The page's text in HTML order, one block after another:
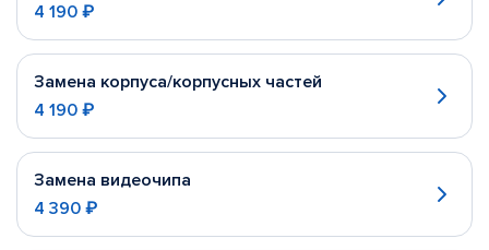
4 190 ₽
Замена корпуса/корпусных частей
4 190 ₽
Замена видеочипа
4 390 ₽